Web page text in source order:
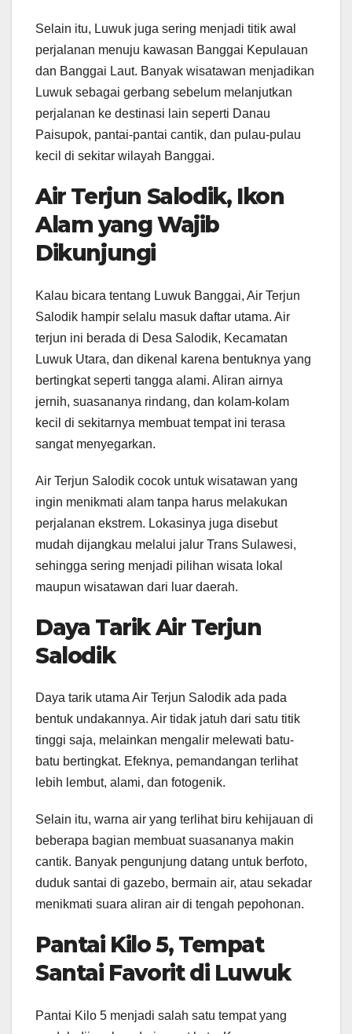
Selain itu, Luwuk juga sering menjadi titik awal
perjalanan menuju kawasan Banggai Kepulauan
dan Banggai Laut. Banyak wisatawan menjadikan
Luwuk sebagai gerbang sebelum melanjutkan
perjalanan ke destinasi lain seperti Danau
Paisupok, pantai-pantai cantik, dan pulau-pulau
kecil di sekitar wilayah Banggai.
Air Terjun Salodik, Ikon
Alam yang Wajib
Dikunjungi
Kalau bicara tentang Luwuk Banggai, Air Terjun
Salodik hampir selalu masuk daftar utama. Air
terjun ini berada di Desa Salodik, Kecamatan
Luwuk Utara, dan dikenal karena bentuknya yang
bertingkat seperti tangga alami. Aliran airnya
jernih, suasananya rindang, dan kolam-kolam
kecil di sekitarnya membuat tempat ini terasa
sangat menyegarkan.
Air Terjun Salodik cocok untuk wisatawan yang
ingin menikmati alam tanpa harus melakukan
perjalanan ekstrem. Lokasinya juga disebut
mudah dijangkau melalui jalur Trans Sulawesi,
sehingga sering menjadi pilihan wisata lokal
maupun wisatawan dari luar daerah.
Daya Tarik Air Terjun
Salodik
Daya tarik utama Air Terjun Salodik ada pada
bentuk undakannya. Air tidak jatuh dari satu titik
tinggi saja, melainkan mengalir melewati batu-
batu bertingkat. Efeknya, pemandangan terlihat
lebih lembut, alami, dan fotogenik.
Selain itu, warna air yang terlihat biru kehijauan di
beberapa bagian membuat suasananya makin
cantik. Banyak pengunjung datang untuk berfoto,
duduk santai di gazebo, bermain air, atau sekadar
menikmati suara aliran air di tengah pepohonan.
Pantai Kilo 5, Tempat
Santai Favorit di Luwuk
Pantai Kilo 5 menjadi salah satu tempat yang